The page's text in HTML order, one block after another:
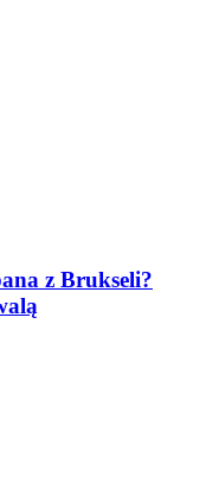
z Brukseli?